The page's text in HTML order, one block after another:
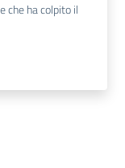
che ha colpito il